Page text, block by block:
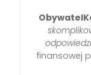
finansowej